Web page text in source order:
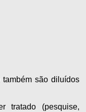
são diluídos
tratado (pesquise,